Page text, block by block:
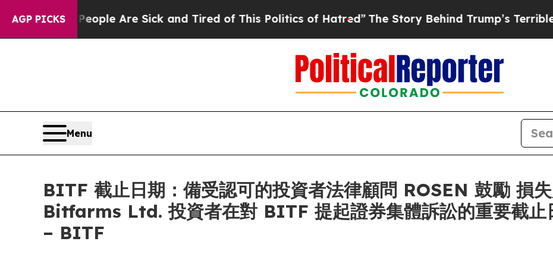
AGP PICKS
“People Are Sick and Tired of This Politics of Hatred”The Story Behind Trump’s Terrible
Menu
BITF 截止日期：備受認可的投資者法律顧問 ROSEN 鼓勵 損
Bitfarms Ltd. 投資者在對 BITF 提起證券集體訴訟的重要截止
– BITF